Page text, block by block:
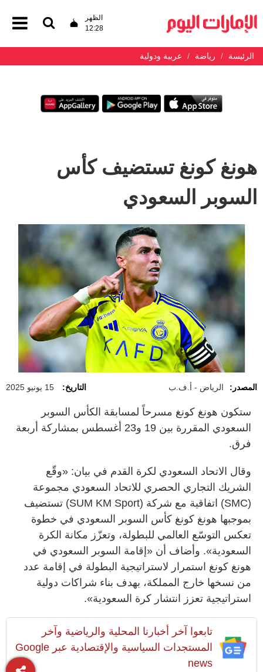
الظهر
12:28
الرئيسة رياضة عربية ودولية
هونغ كونغ تستضيف كأس
السوبر السعودي
المصدر: الرياض - أ.ف.ب التاريخ: 15 يونيو 2025
ستكون هونغ كونغ مسرحاً لمسابقة الكأس السوبر
السعودي المقررة بين 19 و23 أغسطس بمشاركة أربعة
فرق.
وقال الاتحاد السعودي لكرة القدم في بيان: «وقّع
الشريك التجاري الحصري للاتحاد السعودي مجموعة
(SMC) اتفاقية مع شركة (SUM KM Sport) تستضيف
بموجبها هونغ كونغ كأس السوبر السعودي في خطوة
تعكس التوسّع العالمي للبطولة، وتعزّز مكانة الكرة
السعودية». وأضاف أن «إقامة السوبر السعودي في
هونغ كونغ استمرار لاستراتيجية البطولة في إقامة عدد
من نسخها خارج المملكة، بهدف بناء شراكات دولية
استراتيجية تعزز انتشار كرة السعودية».
تابعوا آخر أخبارنا المحلية والرياضية وآخر
المستجدات السياسية والإقتصادية عبر Google
news